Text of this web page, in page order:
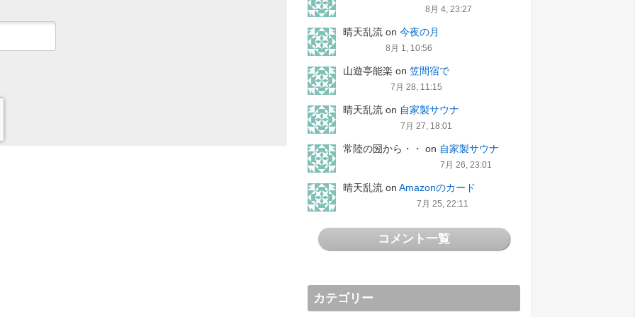
8月 4, 23:27
晴天乱流 on 今夜の月
8月 1, 10:56
山遊亭能楽 on 笠間宿で
7月 28, 11:15
晴天乱流 on 自家製サウナ
7月 27, 18:01
常陸の圀から・・ on 自家製サウナ
7月 26, 23:01
晴天乱流 on Amazonのカード
7月 25, 22:11
コメント一覧
カテゴリー